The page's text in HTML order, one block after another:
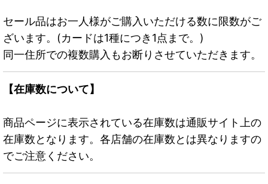
セール品はお一人様がご購入いただける数に限数がご
ざいます。(カードは1種につき1点まで。)
同一住所での複数購入もお断りさせていただきます。
【在庫数について】
商品ページに表示されている在庫数は通販サイト上の
在庫数となります。各店舗の在庫数とは異なりますの
でご注意ください。